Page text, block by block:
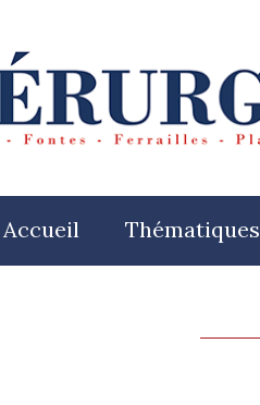
Accueil Thématiques